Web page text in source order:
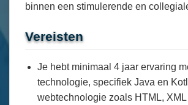
binnen een stimulerende en
Vereisten
Je hebt minimaal 4 jaar ervaring
technologie, specifiek Java en
webtechnologie zoals HTML, XML